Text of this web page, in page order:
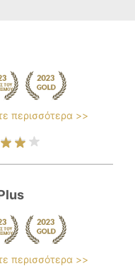
περισσότερα >>
περισσότερα >>